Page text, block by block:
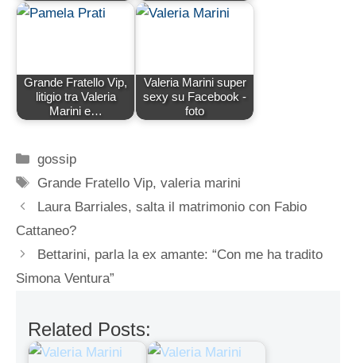
Grande Fratello Vip,
litigio tra Valeria
Marini e…
Valeria Marini super
sexy su Facebook -
foto
Categorie
gossip
Tag
Grande Fratello Vip,valeria marini
Laura Barriales, salta il matrimonio con Fabio
Cattaneo?
Bettarini, parla la ex amante: “Con me ha tradito
Simona Ventura”
Related Posts: